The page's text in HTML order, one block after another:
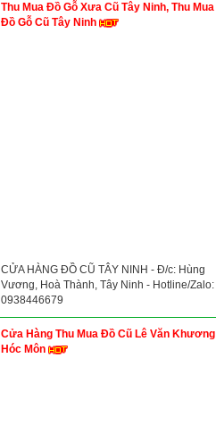
Thu Mua Đồ Gỗ Xưa Cũ Tây Ninh, Thu Mua
Đồ Gỗ Cũ Tây Ninh
CỬA HÀNG ĐỒ CŨ TÂY NINH - Đ/c: Hùng
Vương, Hoà Thành, Tây Ninh - Hotline/Zalo:
0938446679
Cửa Hàng Thu Mua Đồ Cũ Lê Văn Khương
Hóc Môn